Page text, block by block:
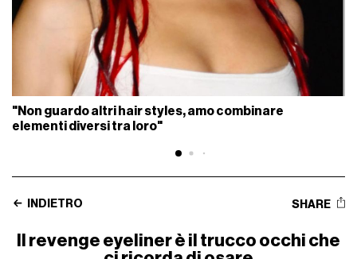
"Non guardo altri hair styles, amo combinare
elementi diversi tra loro"
INDIETRO SHARE
Il revenge eyeliner è il trucco occhi che